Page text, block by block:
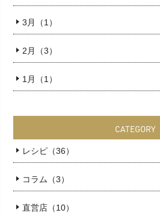
3月（1）
2月（3）
1月（1）
CATEGORY
レシピ（36）
コラム（3）
直営店（10）